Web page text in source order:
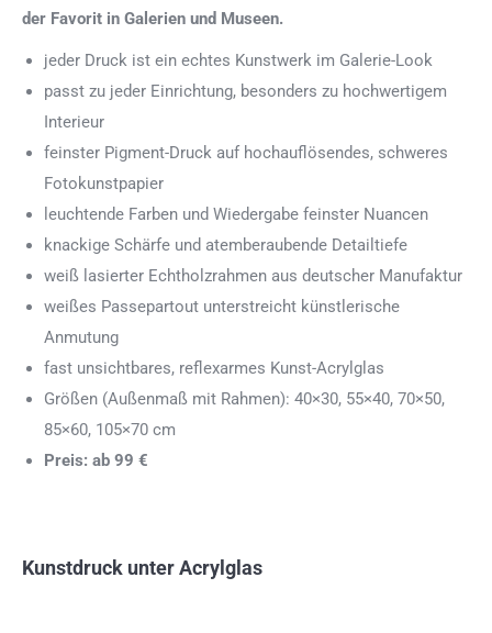
der Favorit in Galerien und Museen.
jeder Druck ist ein echtes Kunstwerk im Galerie-Look
passt zu jeder Einrichtung, besonders zu hochwertigem
Interieur
feinster Pigment-Druck auf hochauflösendes, schweres
Fotokunstpapier
leuchtende Farben und Wiedergabe feinster Nuancen
knackige Schärfe und atemberaubende Detailtiefe
weiß lasierter Echtholzrahmen aus deutscher Manufaktur
weißes Passepartout unterstreicht künstlerische
Anmutung
fast unsichtbares, reflexarmes Kunst-Acrylglas
Größen (Außenmaß mit Rahmen): 40×30, 55×40, 70×50,
85×60, 105×70 cm
Preis: ab 99 €
Kunstdruck unter Acrylglas